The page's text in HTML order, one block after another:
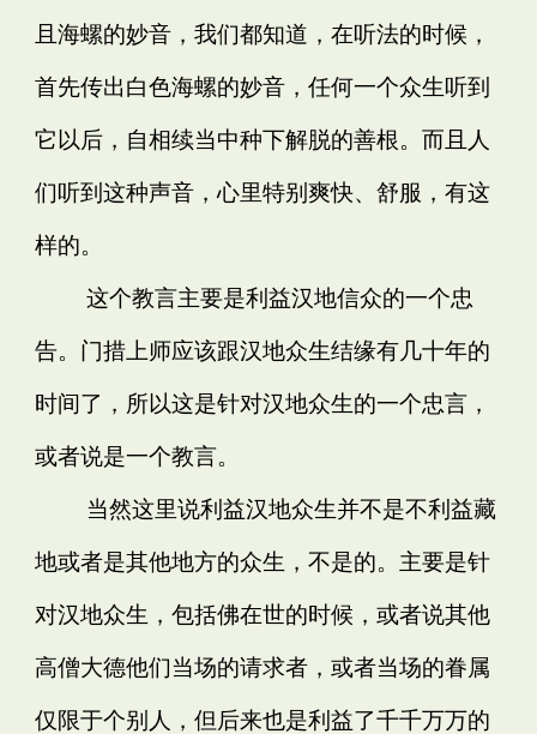
且海螺的妙音，我们都知道，在听法的时候，
首先传出白色海螺的妙音，任何一个众生听到
它以后，自相续当中种下解脱的善根。而且人
们听到这种声音，心里特别爽快、舒服，有这
样的。
这个教言主要是利益汉地信众的一个忠
告。门措上师应该跟汉地众生结缘有几十年的
时间了，所以这是针对汉地众生的一个忠言，
或者说是一个教言。
当然这里说利益汉地众生并不是不利益藏
地或者是其他地方的众生，不是的。主要是针
对汉地众生，包括佛在世的时候，或者说其他
高僧大德他们当场的请求者，或者当场的眷属
仅限于个别人，但后来也是利益了千千万万的